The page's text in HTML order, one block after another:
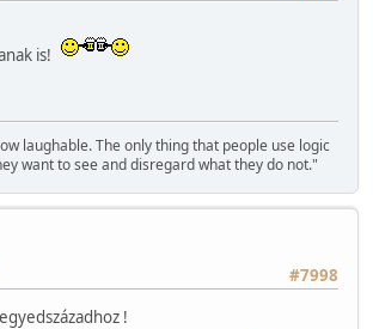
is!
laughable. The only thing that people use logic
want to see and disregard what they do not."
#7998
!